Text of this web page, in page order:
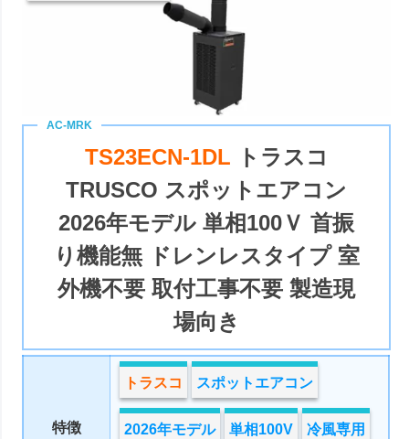
TS23ECN-1DL
トラスコ
TRUSCO スポットエアコン
2026年モデル 単相100Ｖ 首振
り機能無 ドレンレスタイプ 室
外機不要 取付工事不要 製造現
場向き
特徴
トラスコ スポットエアコン
2026年モデル 単相100V 冷風専用